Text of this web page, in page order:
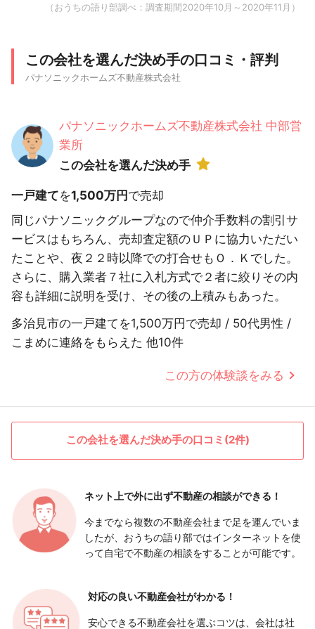
（おうちの語り部調べ：調査期間2020年10月～2020年11月）
この会社を選んだ決め手の口コミ・評判
パナソニックホームズ不動産株式会社
パナソニックホームズ不動産株式会社 中部営
業所
この会社を選んだ決め手
一戸建てを1,500万円で売却
同じパナソニックグループなので仲介手数料の割引サ
ービスはもちろん、売却査定額のＵＰに協力いただい
たことや、夜２２時以降での打合せもＯ．Ｋでした。
さらに、購入業者７社に入札方式で２者に絞りその内
容も詳細に説明を受け、その後の上積みもあった。
多治見市の一戸建てを1,500万円で売却 / 50代男性 /
こまめに連絡をもらえた 他10件
この方の体験談をみる
この会社を選んだ決め手の口コミ(2件)
ネット上で外に出ず不動産の相談ができる！
今までなら複数の不動産会社まで足を運んでいま
したが、おうちの語り部ではインターネットを使
って自宅で不動産の相談をすることが可能です。
対応の良い不動産会社がわかる！
安心できる不動産会社を選ぶコツは、会社は社